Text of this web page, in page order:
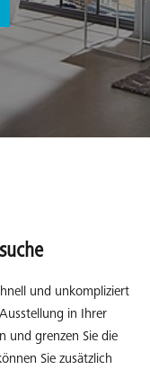
und unkompliziert
in Ihrer
und grenzen Sie die
Sie zusätzlich